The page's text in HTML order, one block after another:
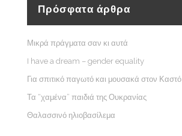
Πρόσφατα άρθρα
Μικρά πράγματα σαν κι αυτά
I have a dream – gender equality
Για σπιτικό παγωτό και μουσακά στον Καστό
Τα “χαμένα” παιδιά της Ουκρανίας
Θαλασσινό ηλιοβασίλεμα